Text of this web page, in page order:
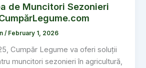
de Muncitori Sezonieri
/ February 1, 2026
Cumpăr Legume va oferi soluții
muncitori sezonieri în agricultură,